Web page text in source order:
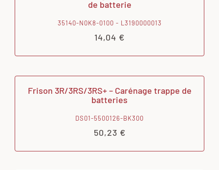
de batterie
35140-N0K8-0100 - L3190000013
14,04 €
Frison 3R/3RS/3RS+ – Carénage trappe de
batteries
DS01-5500126-BK300
50,23 €